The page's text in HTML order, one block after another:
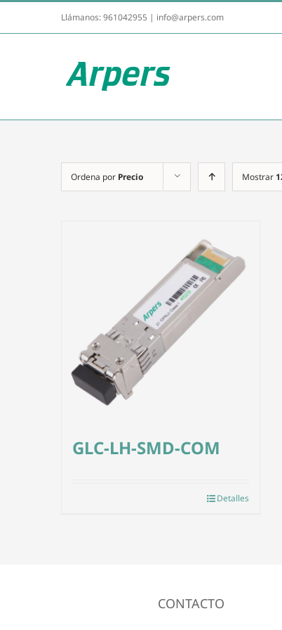
Llámanos:961042955 | info@arpers.com
Ordena por Precio Mostrar
GLC-LH-SMD-COM
Detalles
CONTACTO